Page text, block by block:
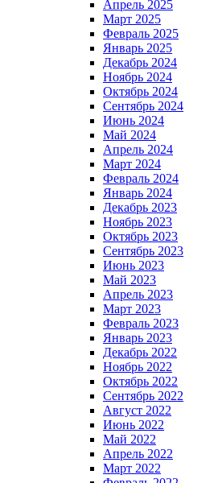
Апрель 2025
Март 2025
Февраль 2025
Январь 2025
Декабрь 2024
Ноябрь 2024
Октябрь 2024
Сентябрь 2024
Июнь 2024
Май 2024
Апрель 2024
Март 2024
Февраль 2024
Январь 2024
Декабрь 2023
Ноябрь 2023
Октябрь 2023
Сентябрь 2023
Июнь 2023
Май 2023
Апрель 2023
Март 2023
Февраль 2023
Январь 2023
Декабрь 2022
Ноябрь 2022
Октябрь 2022
Сентябрь 2022
Август 2022
Июнь 2022
Май 2022
Апрель 2022
Март 2022